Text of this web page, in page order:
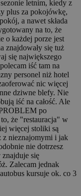
letnim, kiedy z
plus za pokojówkę,
a nawet składa
na to, że
o każdej porze jest
znajdowały się tuż
się największego
iść tam na
personel niż hotel
nic więcej
dziwne blefy. Nie
iść na całość. Ale
po
że "restauracja" w
więcej stoliki są
z nieznajomymi i jak
nie dotrzesz
znajduje się
Zalecam jednak
kursuje ok. co 3